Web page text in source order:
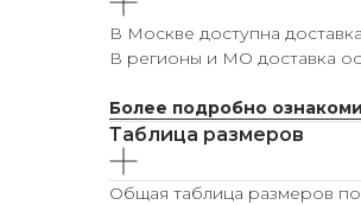
В Москве доступна
В регионы и МО доставка
Более подробно
Таблица размеров
Общая таблица размеров